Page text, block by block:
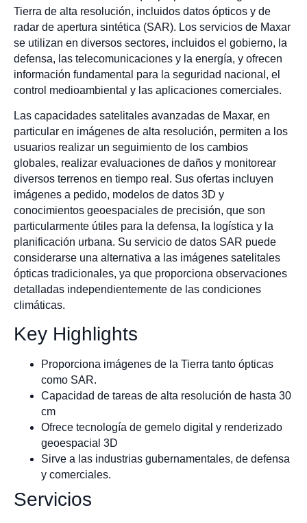
Tierra de alta resolución, incluidos datos ópticos y de
radar de apertura sintética (SAR). Los servicios de Maxar
se utilizan en diversos sectores, incluidos el gobierno, la
defensa, las telecomunicaciones y la energía, y ofrecen
información fundamental para la seguridad nacional, el
control medioambiental y las aplicaciones comerciales.
Las capacidades satelitales avanzadas de Maxar, en
particular en imágenes de alta resolución, permiten a los
usuarios realizar un seguimiento de los cambios
globales, realizar evaluaciones de daños y monitorear
diversos terrenos en tiempo real. Sus ofertas incluyen
imágenes a pedido, modelos de datos 3D y
conocimientos geoespaciales de precisión, que son
particularmente útiles para la defensa, la logística y la
planificación urbana. Su servicio de datos SAR puede
considerarse una alternativa a las imágenes satelitales
ópticas tradicionales, ya que proporciona observaciones
detalladas independientemente de las condiciones
climáticas.
Key Highlights
Proporciona imágenes de la Tierra tanto ópticas
como SAR.
Capacidad de tareas de alta resolución de hasta 30
cm
Ofrece tecnología de gemelo digital y renderizado
geoespacial 3D
Sirve a las industrias gubernamentales, de defensa
y comerciales.
Servicios